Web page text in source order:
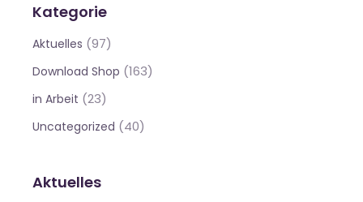
Kategorie
Aktuelles (97)
Download Shop (163)
in Arbeit (23)
Uncategorized (40)
Aktuelles